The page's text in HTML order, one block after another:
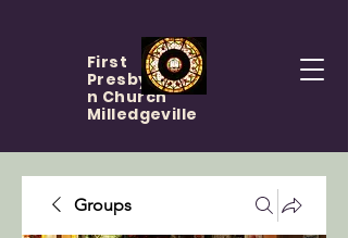
First
Presbyteria
n Church
Milledgeville
Groups